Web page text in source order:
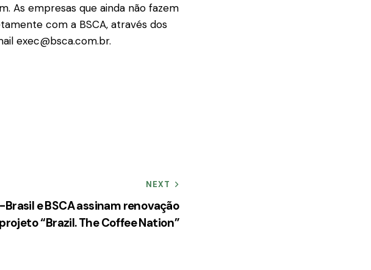
As empresas que ainda não fazem
com a BSCA, através dos
exec@bsca.com.br.
NEXT
Brasil e BSCA assinam renovação
“Brazil. The Coffee Nation”